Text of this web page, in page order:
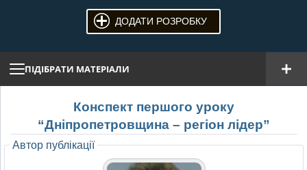
ДОДАТИ РОЗРОБКУ
ПІДІБРАТИ МАТЕРІАЛИ
Конспект першого уроку
“Дніпропетровщина – регіон лідер”
Автор публікації